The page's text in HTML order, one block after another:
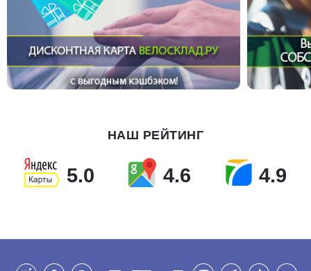
НАШ РЕЙТИНГ
5.0 4.6 4.9